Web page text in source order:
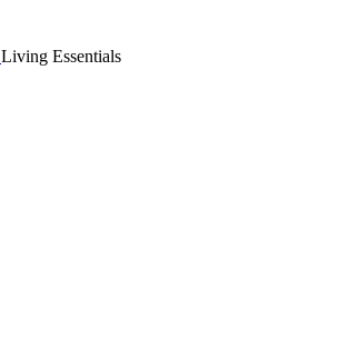
Living Essentials